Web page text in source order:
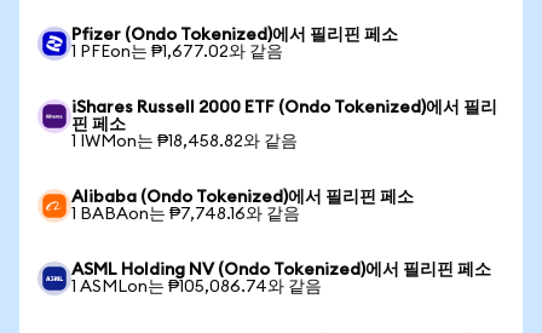
Pfizer (Ondo Tokenized)에서 필리핀 페소
1 PFEon는 ₱1,677.02와 같음
iShares Russell 2000 ETF (Ondo Tokenized)에서 필리
핀 페소
1 IWMon는 ₱18,458.82와 같음
Alibaba (Ondo Tokenized)에서 필리핀 페소
1 BABAon는 ₱7,748.16와 같음
ASML Holding NV (Ondo Tokenized)에서 필리핀 페소
1 ASMLon는 ₱105,086.74와 같음